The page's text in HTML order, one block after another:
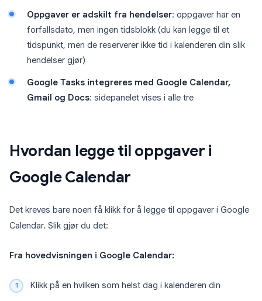
Oppgaver er adskilt fra hendelser: oppgaver har en
forfallsdato, men ingen tidsblokk (du kan legge til et
tidspunkt, men de reserverer ikke tid i kalenderen din slik
hendelser gjør)
Google Tasks integreres med Google Calendar,
Gmail og Docs: sidepanelet vises i alle tre
Hvordan legge til oppgaver i
Google Calendar
Det kreves bare noen få klikk for å legge til oppgaver i Google
Calendar. Slik gjør du det:
Fra hovedvisningen i Google Calendar:
Klikk på en hvilken som helst dag i kalenderen din